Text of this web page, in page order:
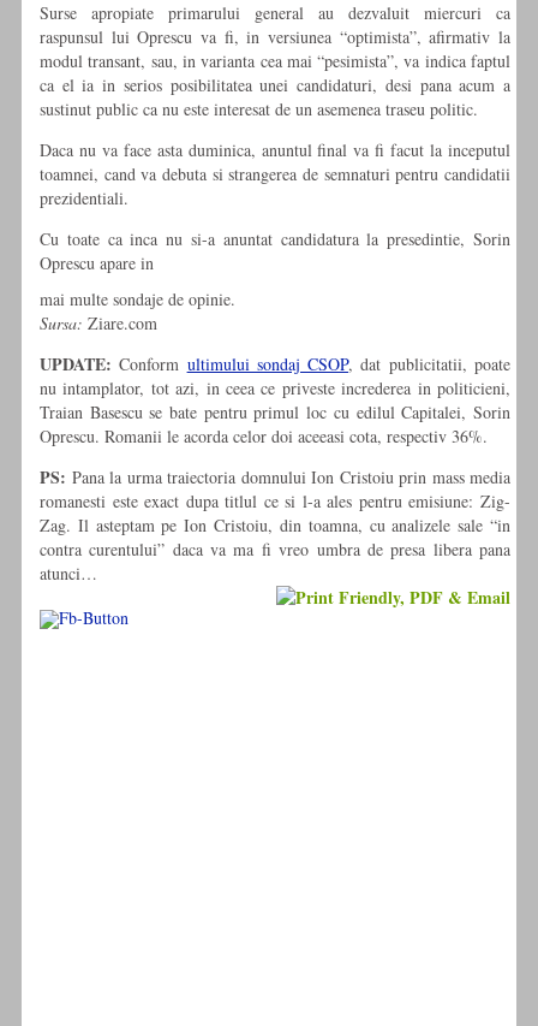
Surse apropiate primarului general au dezvaluit miercuri ca
raspunsul lui Oprescu va fi, in versiunea “optimista”, afirmativ la
modul transant, sau, in varianta cea mai “pesimista”, va indica faptul
ca el ia in serios posibilitatea unei candidaturi, desi pana acum a
sustinut public ca nu este interesat de un asemenea traseu politic.
Daca nu va face asta duminica, anuntul final va fi facut la inceputul
toamnei, cand va debuta si strangerea de semnaturi pentru candidatii
prezidentiali.
Cu toate ca inca nu si-a anuntat candidatura la presedintie, Sorin
Oprescu apare in
mai multe sondaje de opinie.
Sursa: Ziare.com
UPDATE: Conform ultimului sondaj CSOP, dat publicitatii, poate
nu intamplator, tot azi, in ceea ce priveste increderea in politicieni,
Traian Basescu se bate pentru primul loc cu edilul Capitalei, Sorin
Oprescu. Romanii le acorda celor doi aceeasi cota, respectiv 36%.
PS: Pana la urma traiectoria domnului Ion Cristoiu prin mass media
romanesti este exact dupa titlul ce si l-a ales pentru emisiune: Zig-
Zag. Il asteptam pe Ion Cristoiu, din toamna, cu analizele sale “in
contra curentului” daca va ma fi vreo umbra de presa libera pana
atunci…